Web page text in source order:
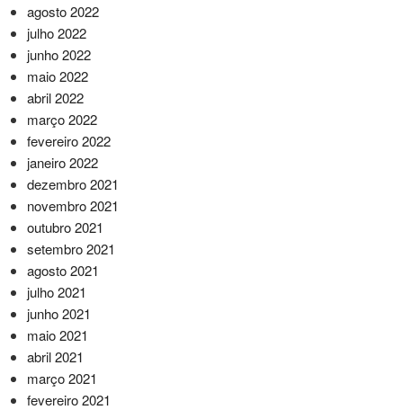
agosto 2022
julho 2022
junho 2022
maio 2022
abril 2022
março 2022
fevereiro 2022
janeiro 2022
dezembro 2021
novembro 2021
outubro 2021
setembro 2021
agosto 2021
julho 2021
junho 2021
maio 2021
abril 2021
março 2021
fevereiro 2021